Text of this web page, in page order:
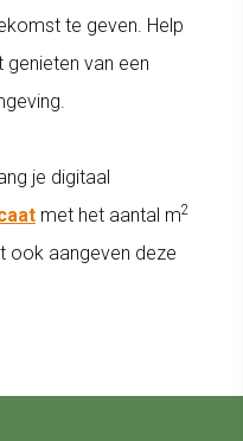
te geven. Help
genieten van een
je digitaal
met het aantal m2
ook aangeven deze